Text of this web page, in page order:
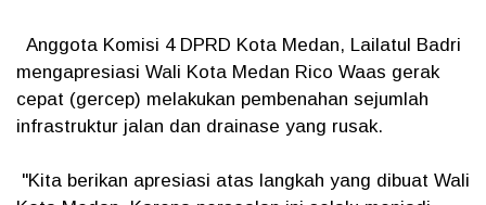
Anggota Komisi 4 DPRD Kota Medan, Lailatul Badri
mengapresiasi Wali Kota Medan Rico Waas gerak
cepat (gercep) melakukan pembenahan sejumlah
infrastruktur jalan dan drainase yang rusak.
"Kita berikan apresiasi atas langkah yang dibuat Wali